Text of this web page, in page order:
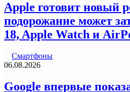
Apple готовит новый
подорожание может
18, Apple Watch и
Смартфоны
06.08.2026
Google впервые